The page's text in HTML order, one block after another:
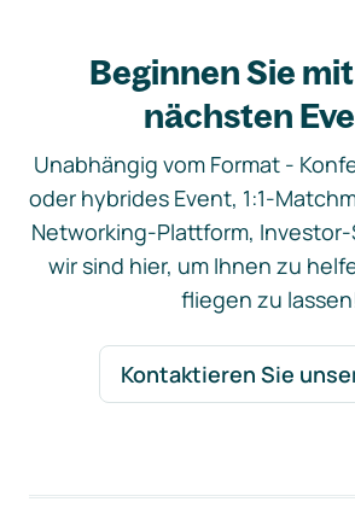
Beginnen Sie
nächsten
Unabhängig vom Format -
oder hybrides Event, 1:1-
Networking-Plattform,
wir sind hier, um Ihnen zu
fliegen zu
Kontaktieren Sie